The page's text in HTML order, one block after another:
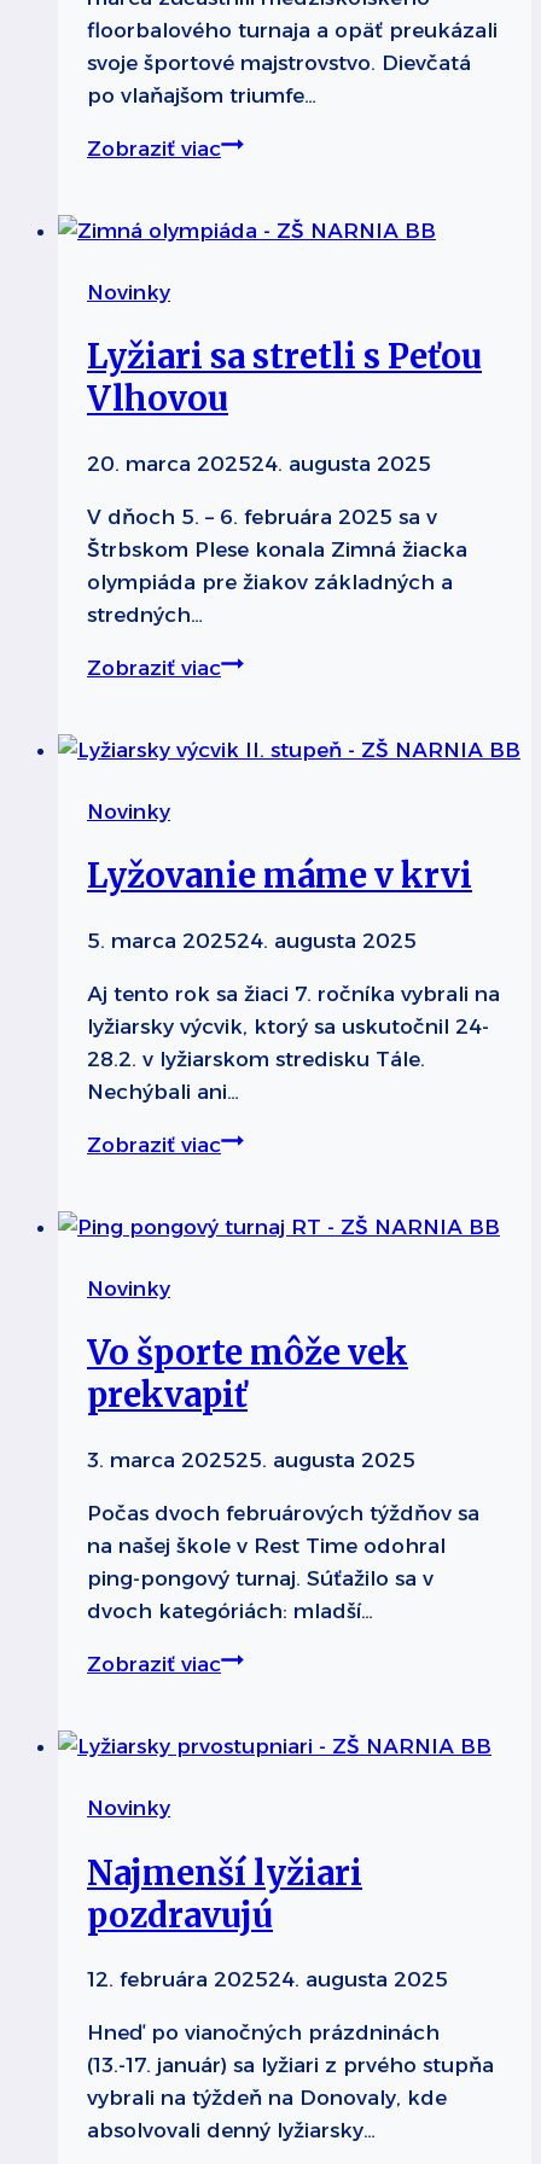
floorbalového turnaja a opäť preukázali
svoje športové majstrovstvo. Dievčatá
po vlaňajšom triumfe…
Zobraziť viacBojovali
sa
Novinky
Lyžiari sa stretli s Peťou
Vlhovou
20. marca 202524. augusta 2025
V dňoch 5. – 6. februára 2025 sa v
Štrbskom Plese konala Zimná žiacka
olympiáda pre žiakov základných a
stredných…
Zobraziť viacLyžiari
s
Novinky
Lyžovanie máme v krvi
5. marca 202524. augusta 2025
Aj tento rok sa žiaci 7. ročníka vybrali na
lyžiarsky výcvik, ktorý sa uskutočnil 24-
28.2. v lyžiarskom stredisku Tále.
Nechýbali ani…
Zobraziť viacLyžovanie
krvi
Novinky
Vo športe môže vek
prekvapiť
3. marca 202525. augusta 2025
Počas dvoch februárových týždňov sa
na našej škole v Rest Time odohral
ping-pongový turnaj. Súťažilo sa v
dvoch kategóriách: mladší…
Zobraziť viacVo
vek
Novinky
Najmenší lyžiari
pozdravujú
12. februára 202524. augusta 2025
Hneď po vianočných prázdninách
(13.-17. január) sa lyžiari z prvého stupňa
vybrali na týždeň na Donovaly, kde
absolvovali denný lyžiarsky…